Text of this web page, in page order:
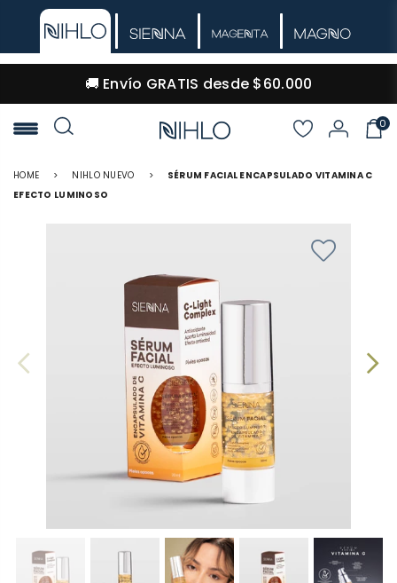
🔒 Pago 100% seguro · Envíos a todo Colombia
NIHLO
0
HOME > NIHLO NUEVO >
SÉRUM FACIAL ENCAPSULADO VITAMINA C
EFECTO LUMINOSO